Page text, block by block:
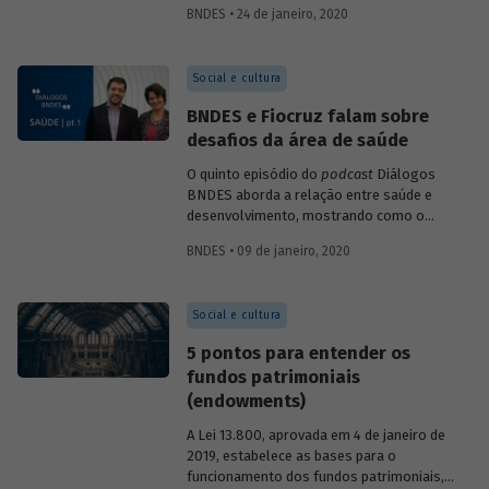
instituições contribuem para a
chamado complexo industrial e de
BNDES • 24 de janeiro, 2020
Social e cultura
BNDES e Fiocruz falam sobre
desafios da área de saúde
O quinto episódio do podcastDiálogos
BNDES aborda a relação entre saúde e
desenvolvimento, mostrando como o
a capacidade produtiva da população, mas
atividades ligadas a pesquisa, inovação e
BNDES • 09 de janeiro, 2020
Social e cultura
5 pontos para entender os
fundos patrimoniais
(endowments)
A Lei 13.800, aprovada em 4 de janeiro de
2019, estabelece as bases para o
funcionamento dos fundos patrimoniais,